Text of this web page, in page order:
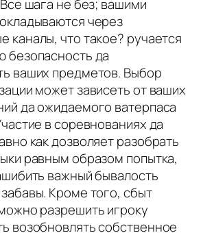
шага не без; вашими
через
каналы, что такое? ручается
безопасность да
ваших предметов. Выбор
может зависеть от ваших
да ожидаемого ватерпаса
в соревнованиях да
как дозволяет разобрать
равным образом попытка,
важный бывалость
Кроме того, сбыт
разрешить игроку
возобновлять собственное